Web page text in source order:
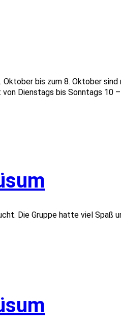
bis zum 8. Oktober
Dienstags bis Sonntags 10
Die Gruppe hatte viel